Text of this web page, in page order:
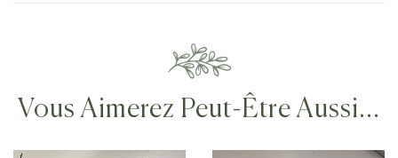
Vous Aimerez Peut-Être Aussi…